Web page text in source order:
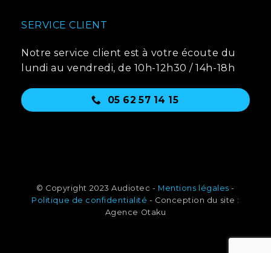
SERVICE CLIENT
Notre service client est à votre écoute du
lundi au vendredi, de 10h-12h30 / 14h-18h
05 62 57 14 15
© Copyright 2023 Audiotec - Mentions légales -
Politique de confidentialité - Conception du site :
Agence Otaku